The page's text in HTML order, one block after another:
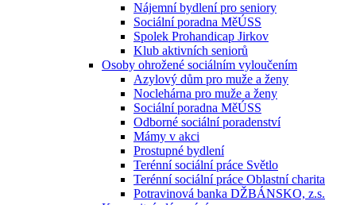
Nájemní bydlení pro seniory
Sociální poradna MěÚSS
Spolek Prohandicap Jirkov
Klub aktivních seniorů
Osoby ohrožené sociálním vyloučením
Azylový dům pro muže a ženy
Noclehárna pro muže a ženy
Sociální poradna MěÚSS
Odborné sociální poradenství
Mámy v akci
Prostupné bydlení
Terénní sociální práce Světlo
Terénní sociální práce Oblastní charita
Potravinová banka DŽBÁNSKO, z.s.